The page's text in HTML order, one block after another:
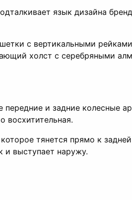
язык дизайна
с вертикальными
холст с серебряными
и задние колесные
восхитительная.
тянется прямо к
и выступает наружу.